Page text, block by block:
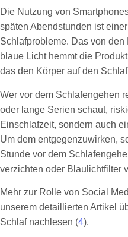
Die Nutzung von
späten Abendstunden ist
Schlafprobleme. Das von
blaue Licht hemmt die
das den Körper auf den
Wer vor dem Schlafengehen
oder lange Serien schaut,
Einschlafzeit, sondern auch
Um dem entgegenzuwirken,
Stunde vor dem
verzichten oder Blaulichtfilter
Mehr zur Rolle von Social
unserem detaillierten Artikel
Schlaf nachlesen (4).